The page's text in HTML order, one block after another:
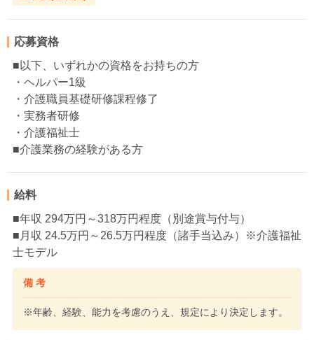
応募資格
■以下、いずれかの資格をお持ちの方
・ヘルパー1級
・介護職員基礎研修課程修了
・実務者研修
・介護福祉士
■介護業務の経験がある方
給料
■年収 294万円～318万円程度（別途賞与付与）
■月収 24.5万円～26.5万円程度（諸手当込み）※介護福祉
士モデル
備 考
※年齢、経験、能力を考慮のうえ、規定により決定します。